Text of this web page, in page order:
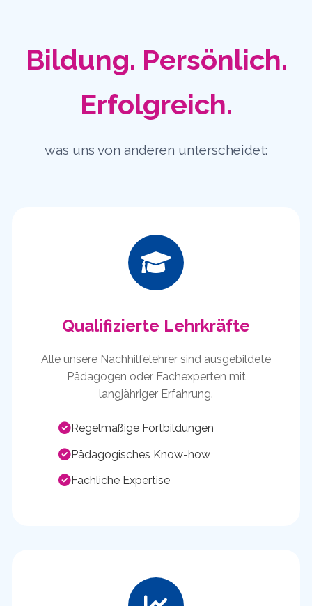
Bildung. Persönlich.
Erfolgreich.
was uns von anderen unterscheidet:
Qualifizierte Lehrkräfte
Alle unsere Nachhilfelehrer sind ausgebildete
Pädagogen oder Fachexperten mit
langjähriger Erfahrung.
Regelmäßige Fortbildungen
Pädagogisches Know-how
Fachliche Expertise